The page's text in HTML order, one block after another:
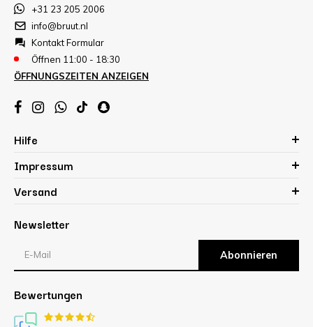
+31 23 205 2006
info@bruut.nl
Kontakt Formular
Öffnen 11:00 - 18:30
ÖFFNUNGSZEITEN ANZEIGEN
Hilfe
Impressum
Versand
Newsletter
Abonnieren
Bewertungen